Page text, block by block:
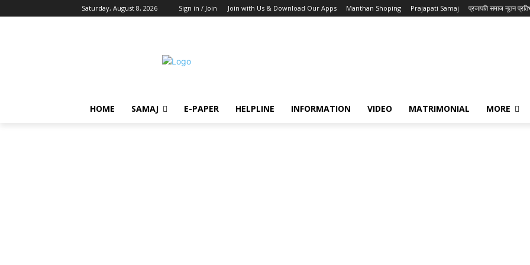
Saturday, August 8, 2026 Sign in / Join Join with Us & Download Our Apps Manthan Shoping Prajapati Samaj प्रजापति समाज नूतन
HOME SAMAJ E-PAPER HELPLINE INFORMATION VIDEO MATRIMONIAL MORE